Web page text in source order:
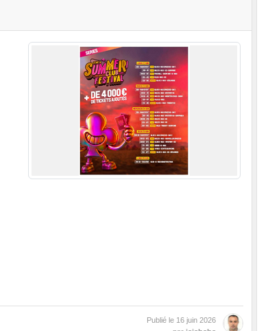
Publié le 16 juin 2026